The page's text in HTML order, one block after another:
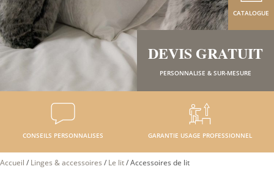
CONSEILS PERSONNALISES GARANTIE USAGE PROFESSIONNEL
DEVIS GRATUIT
PERSONNALISE & SUR-MESURE
CATALOGUE
Accueil / Linges & accessoires / Le lit/Accessoires de lit